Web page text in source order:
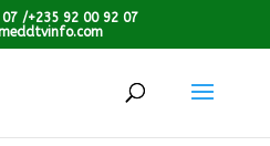
/+235 92 00 92 07